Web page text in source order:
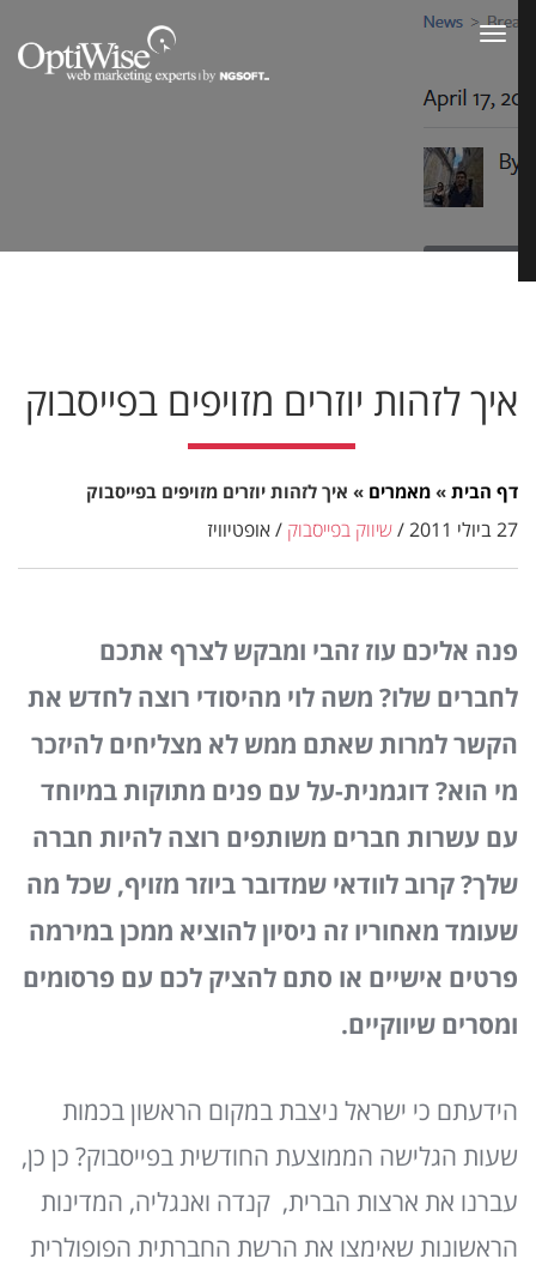
Toggle
איך לזהות יוזרים מזויפים בפייסבוק
דף הבית» מאמרים» איך לזהות יוזרים מזויפים בפייסבוק
27 ביולי 2011 / שיווק בפייסבוק / אופטיוויז
פנה אליכם עוז זהבי ומבקש לצרף אתכם
לחברים שלו? משה לוי מהיסודי רוצה לחדש את
הקשר למרות שאתם ממש לא מצליחים להיזכר
מי הוא? דוגמנית-על עם פנים מתוקות במיוחד
עם עשרות חברים משותפים רוצה להיות חברה
שלך?קרוב לוודאי שמדובר ביוזר מזויף, שכל מה
שעומד מאחוריו זה ניסיון להוציא ממכן במירמה
פרטים אישיים או סתם להציק לכם עם פרסומים
ומסרים שיווקיים.
הידעתם כי ישראל ניצבת במקום הראשון בכמות
שעות הגלישה הממוצעת החודשית בפייסבוק? כן כן,
עברנו את ארצות הברית, קנדה ואנגליה, המדינות
הראשונות שאימצו את הרשת החברתית הפופולרית